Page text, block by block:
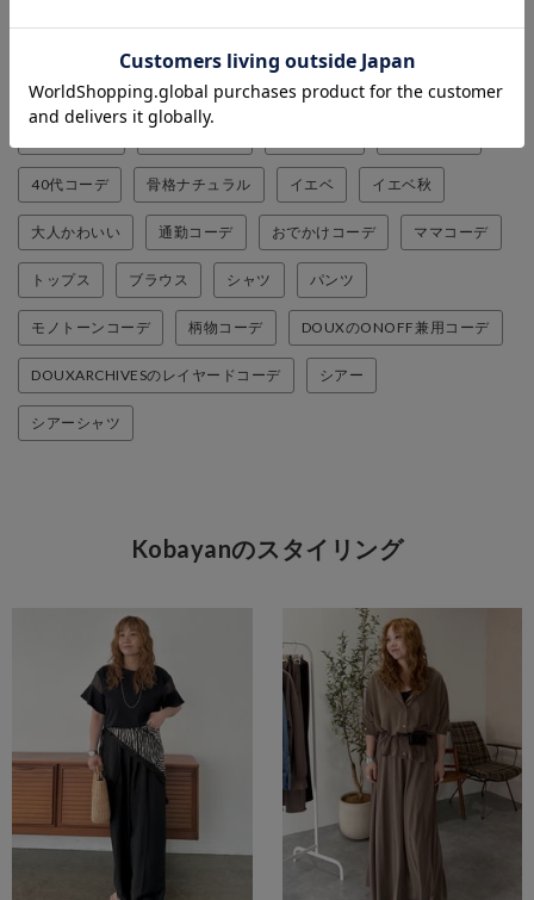
¥ 10,450 (税抜)
DOUX ARCHIVES カジュアル 体型カバー
40代コーデ 骨格ナチュラル イエベ イエベ秋
大人かわいい 通勤コーデ おでかけコーデ ママコーデ
トップス ブラウス シャツ パンツ
モノトーンコーデ 柄物コーデ DOUXのONOFF兼用コーデ
DOUXARCHIVESのレイヤードコーデ シアー
シアーシャツ
Kobayanのスタイリング